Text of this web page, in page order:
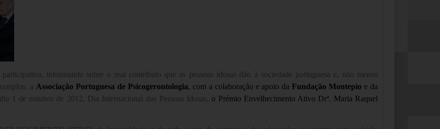
informando sobre o real contributo que as pessoas idosas dão à sociedade portuguesa e, não menos
a Associação Portuguesa de Psicogerontologia, com a colaboração e apoio da Fundação Montepio e da
1 de outubro de 2012, Dia Internacional das Pessoas Idosas,
o Prémio Envelhecimento Ativo Drª. Maria Raquel